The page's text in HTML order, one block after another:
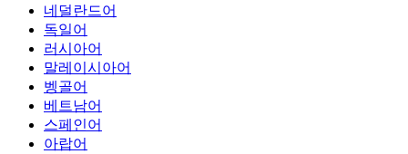
네덜란드어
독일어
러시아어
말레이시아어
벵골어
베트남어
스페인어
아랍어